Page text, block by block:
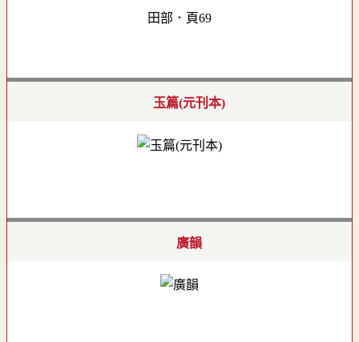
田部．頁69
玉篇(元刊本)
廣韻